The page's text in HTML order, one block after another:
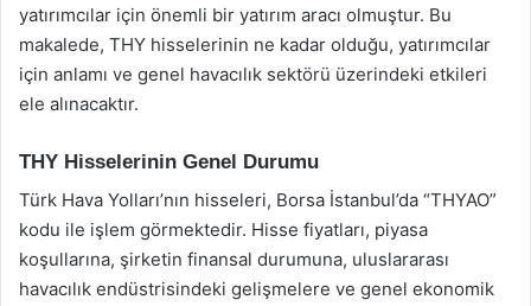
yatırımcılar için önemli bir yatırım aracı olmuştur. Bu
makalede, THY hisselerinin ne kadar olduğu, yatırımcılar
için anlamı ve genel havacılık sektörü üzerindeki etkileri
ele alınacaktır.
THY Hisselerinin Genel Durumu
Türk Hava Yolları’nın hisseleri, Borsa İstanbul’da “THYAO”
kodu ile işlem görmektedir. Hisse fiyatları, piyasa
koşullarına, şirketin finansal durumuna, uluslararası
havacılık endüstrisindeki gelişmelere ve genel ekonomik